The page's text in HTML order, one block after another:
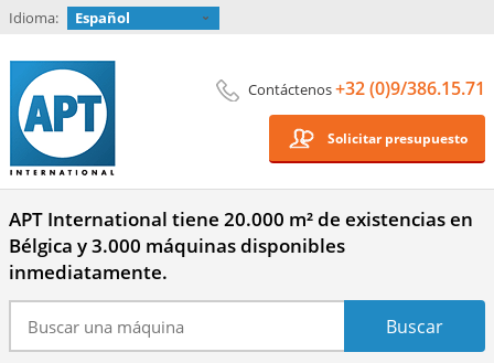
Idioma: Español
Contáctenos+32 (0)9/386.15.71
Solicitar presupuesto
APT International tiene 20.000 m² de existencias en
Bélgica y 3.000 máquinas disponibles
inmediatamente.